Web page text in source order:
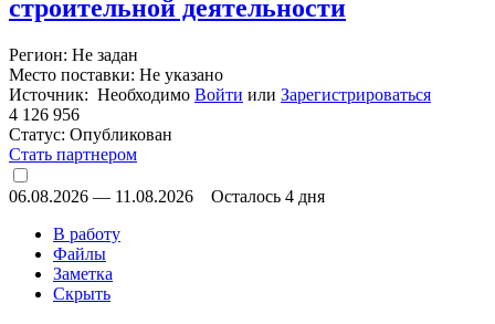
строительной деятельности
Регион: Не задан
Место поставки: Не указано
Источник: Необходимо Войти или Зарегистрироваться
4 126 956
Статус: Опубликован
Стать партнером
06.08.2026 — 11.08.2026
Осталось 4 дня
В работу
Файлы
Заметка
Скрыть